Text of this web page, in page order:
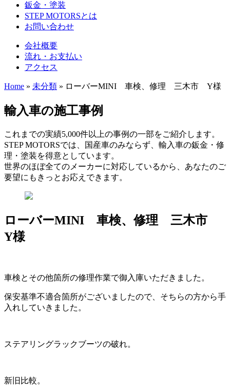
鈑金・塗装
STEP MOTORSとは
お問い合わせ
会社概要
流れ・お支払い
アクセス
Home » 未分類 » ローバーMINI 車検、修理 三木市 Y様
輸入車の施工事例
これまでの実績5,000件以上の事例の一部をご紹介します。
STEP MOTORSでは、国産車のみならず、輸入車の鈑金・修
理・塗装を得意としています。
世界のほぼ全てのメーカーに対応しているから、あなたのご
要望にもきっとお応えできます。
ローバーMINI 車検、修理 三木市
Y様
車検とその他箇所の修理作業で御入庫いただきました。
保安基準不適合箇所がございましたので、そちらの方から手
入れしていきました。
ステアリングラックブーツの破れ。
新旧比較。